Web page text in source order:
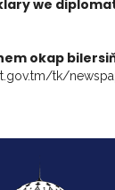
we
okap
tk/